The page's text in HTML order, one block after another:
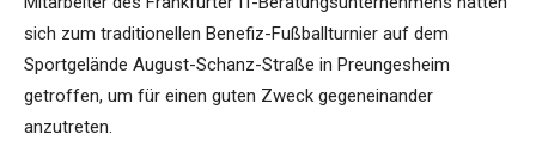
sich zum traditionellen Benefiz-Fußballturnier auf dem
Sportgelände August-Schanz-Straße in Preungesheim
getroffen, um für einen guten Zweck gegeneinander
anzutreten.